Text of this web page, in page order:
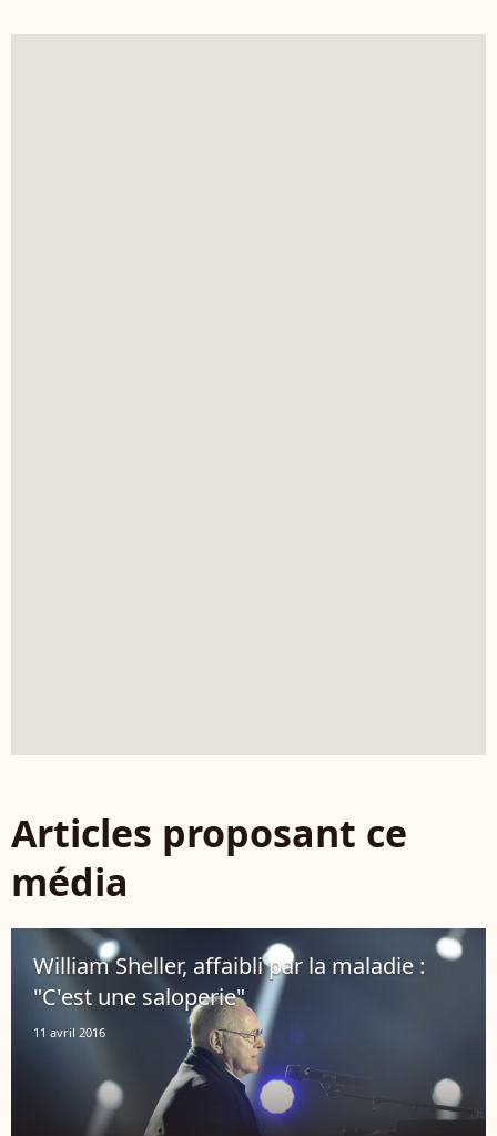
Articles proposant ce
média
William Sheller, affaibli par la maladie :
"C'est une saloperie"
11 avril 2016